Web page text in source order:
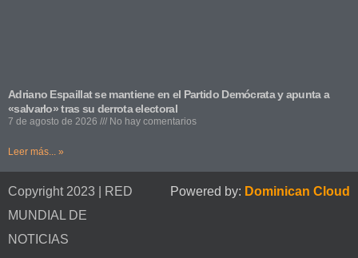
Adriano Espaillat se mantiene en el Partido Demócrata y apunta a
«salvarlo» tras su derrota electoral
7 de agosto de 2026 No hay comentarios
Leer más... »
Copyright 2023 | RED
MUNDIAL DE
NOTICIAS
Powered by: Dominican Cloud